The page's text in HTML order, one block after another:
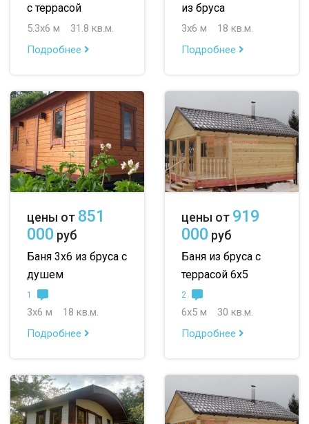
с террасой
5.3х6 м
31.8 кв.м.
Подробнее
из бруса
3х6 м
18 кв.м.
Подробнее
цены от 851
000 руб
Баня 3х6 из бруса с
душем
1
3х6 м
18 кв.м.
Подробнее
цены от 919
000 руб
Баня из бруса с
террасой 6х5
2
6х5 м
30 кв.м.
Подробнее